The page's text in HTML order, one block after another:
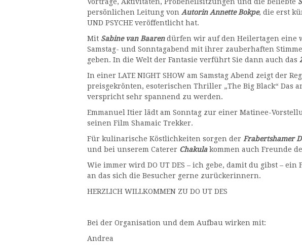
persönlichen Leitung von Autorin Annette Bokpe, die erst
UND PSYCHE veröffentlicht hat.
Mit Sabine van Baarendürfen wir auf den Heilertagen eine
Samstag- und Sonntagabend mit ihrer zauberhaften
geben. In die Welt der Fantasie verführt Sie dann auch das
In einer LATE NIGHT SHOW am Samstag Abend zeigt der
preisgekrönten, esoterischen Thriller „The Big Black“ Das
verspricht sehr spannend zu werden.
Emmanuel Itier lädt am Sonntag zur einer Matinee-
seinen Film Shamaic Trekker.
Für kulinarische Köstlichkeiten sorgen der Frabertshamer
und bei unserem Caterer Chakulakommen auch Freunde
Wie immer wird DO UT DES – ich gebe, damit du gibst – ein
an das sich die Besucher gerne zurückerinnern.
HERZLICH WILLKOMMEN ZU DO UT DES
Bei der Organisation und dem Aufbau wirken mit:
Andrea